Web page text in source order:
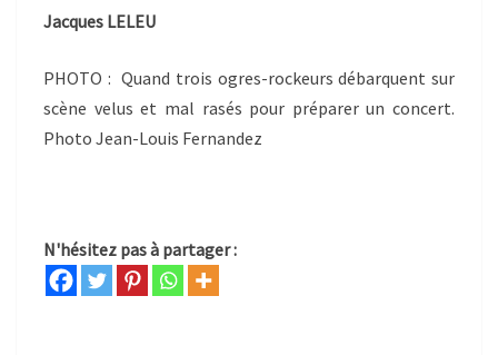
Jacques LELEU
PHOTO : Quand trois ogres-rockeurs débarquent sur
scène velus et mal rasés pour préparer un concert.
Photo Jean-Louis Fernandez
N'hésitez pas à partager :